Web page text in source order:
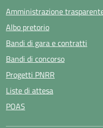
Amministrazione
Albo pretorio
Bandi di gara e contratti
Bandi di concorso
Progetti PNRR
Liste di attesa
POAS